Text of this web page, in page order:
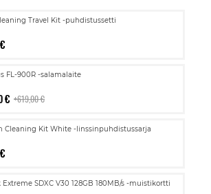
Travel Kit -puhdistussetti
FL-900R -salamalaite
€ 619,00 €
Cleaning Kit White -linssinpuhdistussarja
Extreme SDXC V30 128GB 180MB/s -muistikortti